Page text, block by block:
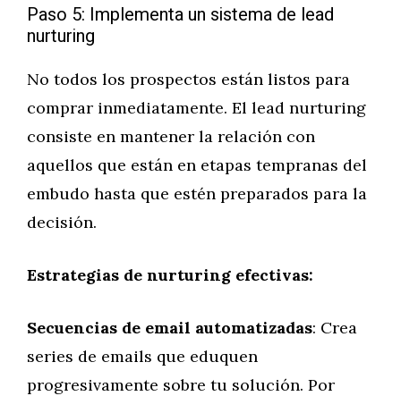
Paso 5: Implementa un sistema de lead
nurturing
No todos los prospectos están listos para
comprar inmediatamente. El lead nurturing
consiste en mantener la relación con
aquellos que están en etapas tempranas del
embudo hasta que estén preparados para la
decisión.
Estrategias de nurturing efectivas:
Secuencias de email automatizadas: Crea
series de emails que eduquen
progresivamente sobre tu solución. Por